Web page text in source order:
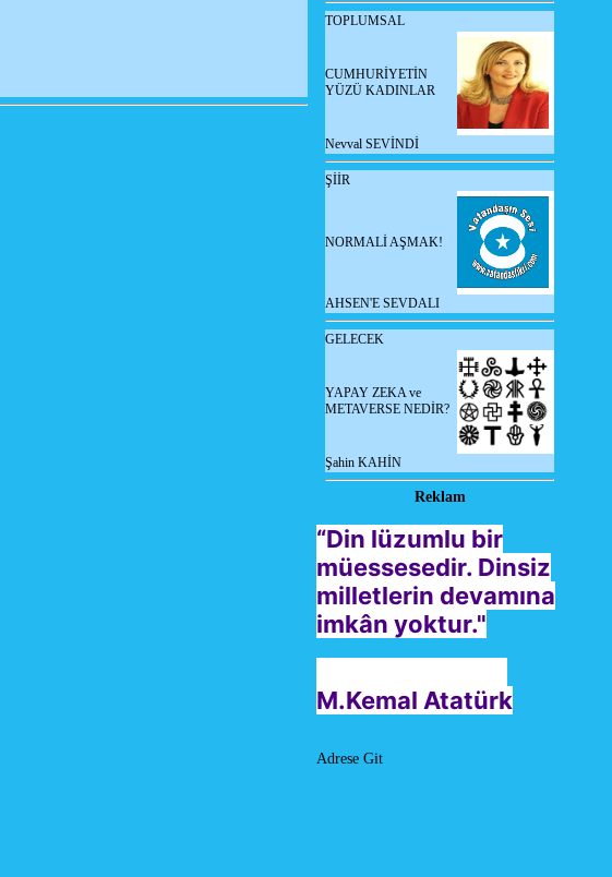
TOPLUMSAL
CUMHURİYETİN
YÜZÜ KADINLAR
Nevval SEVİNDİ
ŞİİR
NORMALİ AŞMAK!
AHSEN'E SEVDALI
GELECEK
YAPAY ZEKA ve
METAVERSE NEDİR?
Şahin KAHİN
Reklam
“Din lüzumlu bir
müessesedir. Dinsiz
milletlerin devamına
imkân yoktur."
M.Kemal Atatürk
Adrese Git